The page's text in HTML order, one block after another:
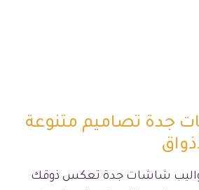
جدة تصاميم متنوعة
شاشات جدة تعكس ذوقك